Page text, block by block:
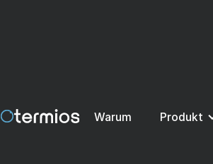
Warum Produkt